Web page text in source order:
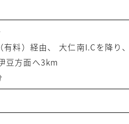
料）経由、 大仁南I.Cを降り、
豆方面へ3km